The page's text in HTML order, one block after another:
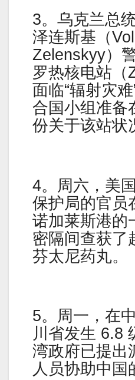
3。乌克兰总
泽连斯基（
Zelenskyy）
罗热核电站（
面临“辐射灾
合国小组准备
份关于该站状
4。周六，美
保护局的官员
诺加莱斯港的
密隔间查获了
芬太尼药丸。
5。周一，在
川省发生 6.8
湾政府已提出
人员协助中国